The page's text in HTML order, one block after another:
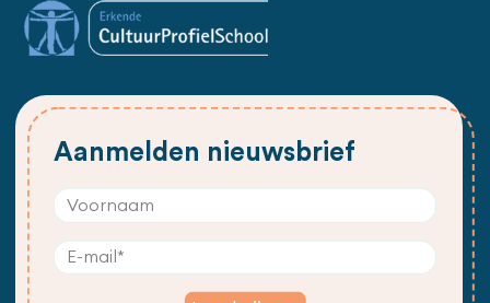
Aanmelden nieuwsbrief